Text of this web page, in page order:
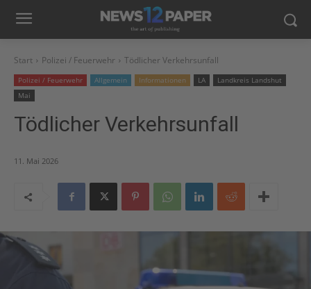
Start Polizei / Feuerwehr Tödlicher Verkehrsunfall
Polizei / Feuerwehr Allgemein Informationen LA
Landkreis Landshut
Mai
Tödlicher Verkehrsunfall
11. Mai 2026